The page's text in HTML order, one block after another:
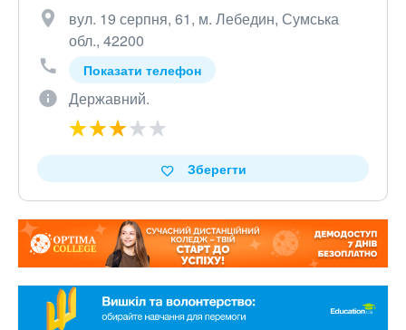
вул. 19 серпня, 61, м. Лебедин, Сумська
обл., 42200
Показати телефон
Державний.
Зберегти